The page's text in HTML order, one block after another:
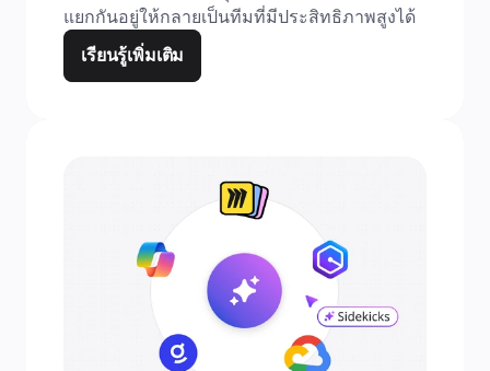
แยกกันอยู่ให้กลายเป็นทีมที่มีประสิทธิภาพสูงได้
เรียนรู้เพิ่มเติม